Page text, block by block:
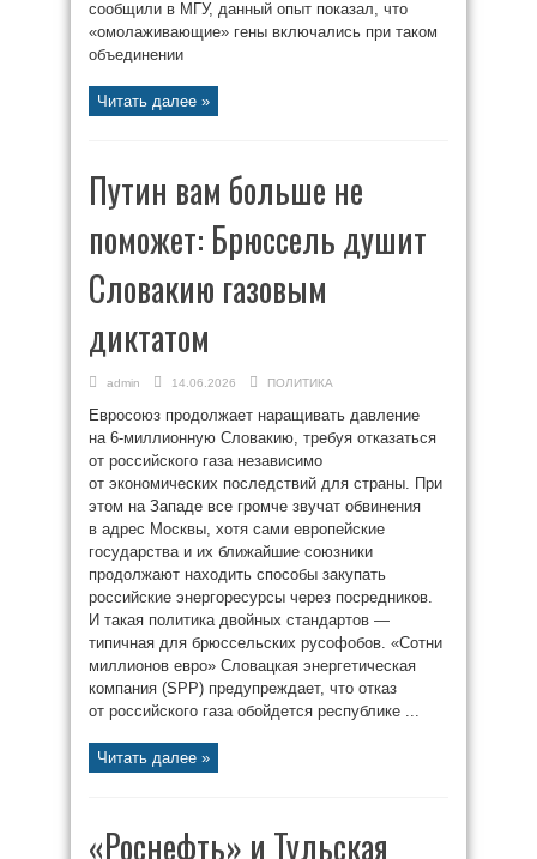
сообщили в МГУ, данный опыт показал, что
«омолаживающие» гены включались при таком
объединении
Читать далее »
Путин вам больше не
поможет: Брюссель душит
Словакию газовым
диктатом
admin 14.06.2026 ПОЛИТИКА
Евросоюз продолжает наращивать давление
на 6-миллионную Словакию, требуя отказаться
от российского газа независимо
от экономических последствий для страны. При
этом на Западе все громче звучат обвинения
в адрес Москвы, хотя сами европейские
государства и их ближайшие союзники
продолжают находить способы закупать
российские энергоресурсы через посредников.
И такая политика двойных стандартов —
типичная для брюссельских русофобов. «Сотни
миллионов евро» Словацкая энергетическая
компания (SPP) предупреждает, что отказ
от российского газа обойдется республике ...
Читать далее »
«Роснефть» и Тульская